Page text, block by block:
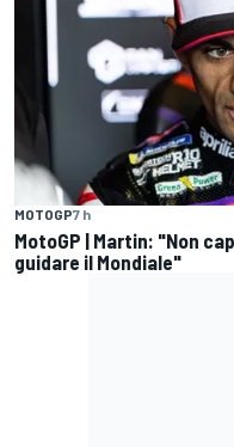
MOTOGP7 h
MotoGP | Martin: "Non
guidare il Mondiale"